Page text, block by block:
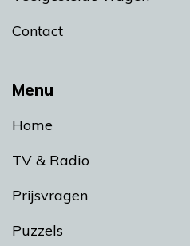
Menu
Home
TV & Radio
Prijsvragen
Puzzels
Contact